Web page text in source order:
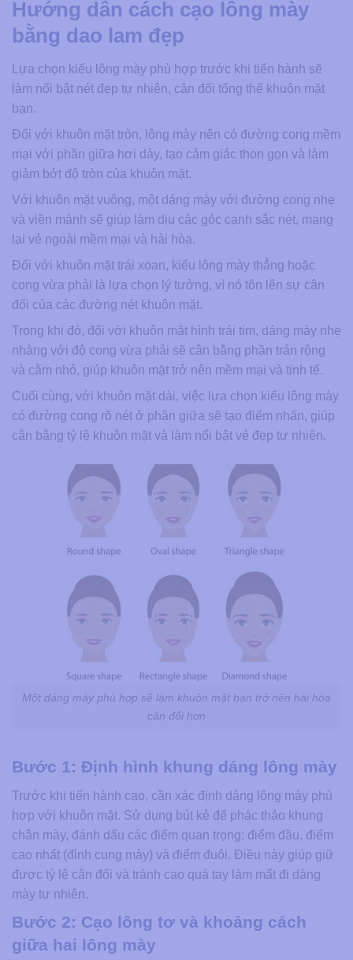
Hướng dẫn cách cạo lông mày
bằng dao lam đẹp
Lựa chọn kiểu lông mày phù hợp trước khi tiến hành sẽ
làm nổi bật nét đẹp tự nhiên, cân đối tổng thể khuôn mặt
bạn.
Đối với khuôn mặt tròn, lông mày nên có đường cong mềm
mại với phần giữa hơi dày, tạo cảm giác thon gọn và làm
giảm bớt độ tròn của khuôn mặt.
Với khuôn mặt vuông, một dáng mày với đường cong nhẹ
và viền mảnh sẽ giúp làm dịu các góc cạnh sắc nét, mang
lại vẻ ngoài mềm mại và hài hòa.
Đối với khuôn mặt trái xoan, kiểu lông mày thẳng hoặc
cong vừa phải là lựa chọn lý tưởng, vì nó tôn lên sự cân
đối của các đường nét khuôn mặt.
Trong khi đó, đối với khuôn mặt hình trái tim, dáng mày nhẹ
nhàng với độ cong vừa phải sẽ cân bằng phần trán rộng
và cằm nhỏ, giúp khuôn mặt trở nên mềm mại và tinh tế.
Cuối cùng, với khuôn mặt dài, việc lựa chọn kiểu lông mày
có đường cong rõ nét ở phần giữa sẽ tạo điểm nhấn, giúp
cân bằng tỷ lệ khuôn mặt và làm nổi bật vẻ đẹp tự nhiên.
Một dáng mày phù hợp sẽ làm khuôn mặt bạn trở nên hài hòa
cân đối hơn
Bước 1: Định hình khung dáng lông mày
Trước khi tiến hành cạo, cần xác định dáng lông mày phù
hợp với khuôn mặt. Sử dụng bút kẻ để phác thảo khung
chân mày, đánh dấu các điểm quan trọng: điểm đầu, điểm
cao nhất (đỉnh cung mày) và điểm đuôi. Điều này giúp giữ
được tỷ lệ cân đối và tránh cạo quá tay làm mất đi dáng
mày tự nhiên.
Bước 2: Cạo lông tơ và khoảng cách
giữa hai lông mày